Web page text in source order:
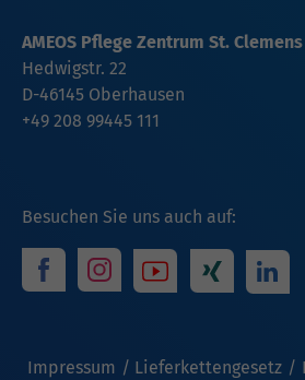
Besuchen Sie uns auch auf:
Impressum Lieferkettengesetz
AMEOS Pflege Zentrum St.
Hedwigstr. 22
D-46145 Oberhausen
+49 208 99445 111